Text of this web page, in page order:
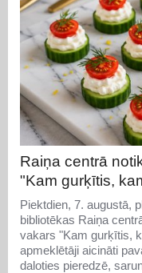
Raiņa centrā
"Kam gurķītis,
Piektdien, 7. augustā,
bibliotēkas Raiņa
vakars "Kam gurķītis,
apmeklētāji aicināti
daloties pieredzē,